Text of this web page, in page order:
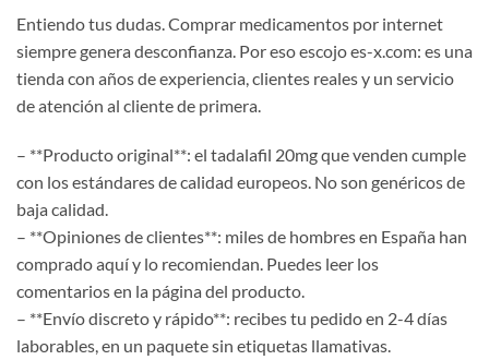
Entiendo tus dudas. Comprar medicamentos por internet
siempre genera desconfianza. Por eso escojo es-x.com: es una
tienda con años de experiencia, clientes reales y un servicio
de atención al cliente de primera.
– **Producto original**: el tadalafil 20mg que venden cumple
con los estándares de calidad europeos. No son genéricos de
baja calidad.
– **Opiniones de clientes**: miles de hombres en España han
comprado aquí y lo recomiendan. Puedes leer los
comentarios en la página del producto.
– **Envío discreto y rápido**: recibes tu pedido en 2-4 días
laborables, en un paquete sin etiquetas llamativas.